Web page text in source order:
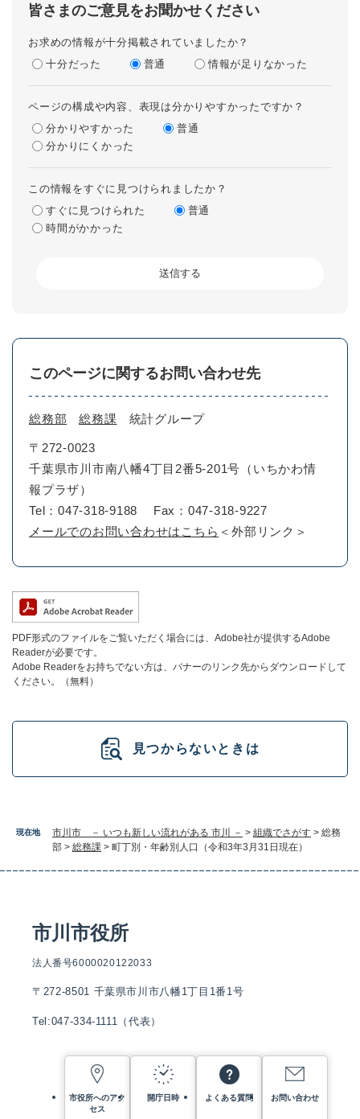
現在地 市川市 － いつも新しい流れがある 市川 － > 組織でさがす > 総務
部 > 総務課 > 町丁別・年齢別人口（令和3年3月31日現在）
皆さまのご意見をお聞かせください
お求めの情報が十分掲載されていましたか？
十分だった
普通 情報が足りなかった
ページの構成や内容、表現は分かりやすかったですか？
分かりやすかった
普通
分かりにくかった
この情報をすぐに見つけられましたか？
すぐに見つけられた
普通
時間がかかった
このページに関するお問い合わせ先
総務部 総務課 統計グループ
〒272-0023
千葉県市川市南八幡4丁目2番5-201号（いちかわ情
報プラザ）
Tel：047-318-9188
Fax：047-318-9227
メールでのお問い合わせはこちら ＜外部リンク＞
PDF形式のファイルをご覧いただく場合には、Adobe社が提供するAdobe
Readerが必要です。
Adobe Readerをお持ちでない方は、バナーのリンク先からダウンロードして
ください。（無料）
見つからないときは
市川市役所
法人番号6000020122033
〒272-8501 千葉県市川市八幡1丁目1番1号
Tel:047-334-1111（代表）
市役所へのアク
セス
開庁日時 よくある質問 お問い合わせ